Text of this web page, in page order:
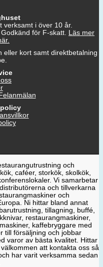
verksamt i över 10 år.
för F-skatt. Läs mer
eller kort samt direktbetalning
och
caféer, storkök, skolkök,
Vi samarbetar
och tillverkarna
och
Ni hittar bland annat
tillagning, buffé,
restaurangmaskiner,
kaffebryggare med
till försäljning och jobbar
varor av bästa kvalitet. Hittar
att kontakta oss så
har varit verksamma sedan